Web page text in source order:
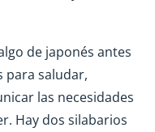
de japonés antes
para saludar,
las necesidades
Hay dos silabarios